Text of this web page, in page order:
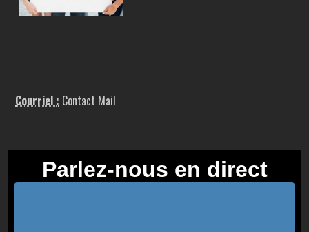
Courriel : Contact Mail